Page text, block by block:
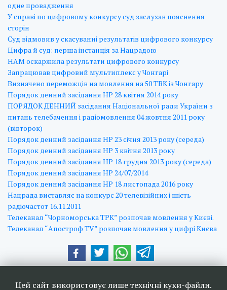
одне провадження
У справі по цифровому конкурсу суд заслухав пояснення
сторін
Суд відмовив у скасуванні результатів цифрового конкурсу
Цифра й суд: перша інстанція за Нацрадою
НАМ оскаржила результати цифрового конкурсу
Запрацював цифровий мультиплекс у Чонгарі
Визначено переможців на мовлення на 50 ТВК із Чонгару
Порядок денний засідання НР 28 квітня 2014 року
ПОРЯДОК ДЕННИЙ засідання Національної ради України з
питань телебачення і радіомовлення 04 жовтня 2011 року
(вівторок)
Порядок денний засідання НР 23 січня 2013 року (середа)
Порядок денний засідання НР 3 квітня 2013 року
Порядок денний засідання НР 18 грудня 2013 року (середа)
Порядок денний засідання НР 24/07/2014
Порядок денний засідання НР 18 листопада 2016 року
Нацрада виставляє на конкурс 20 телевізійних і шість
радіочастот 16.11.2011
Телеканал “Чорноморська ТРК” розпочав мовлення у Києві.
Телеканал “Апостроф TV” розпочав мовлення у цифрі Києва
Цей сайт використовує лише технічні куки-файли.